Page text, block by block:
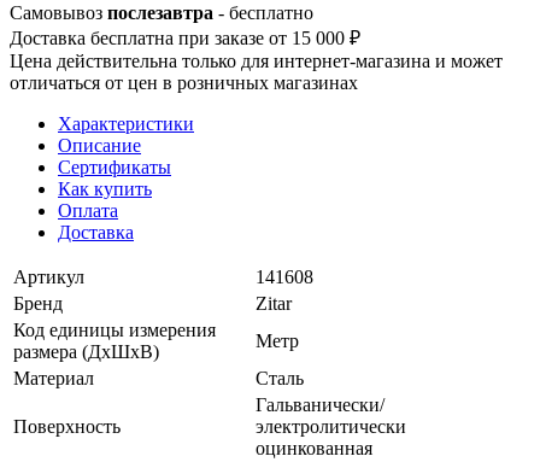
Самовывоз послезавтра - бесплатно
Доставка бесплатна при заказе от 15 000 ₽
Цена действительна только для интернет-магазина и может
отличаться от цен в розничных магазинах
Характеристики
Описание
Сертификаты
Как купить
Оплата
Доставка
Артикул
141608
Бренд
Zitar
Код единицы измерения
размера (ДхШхВ)
Метр
Материал
Сталь
Поверхность
Гальванически/
электролитически
оцинкованная